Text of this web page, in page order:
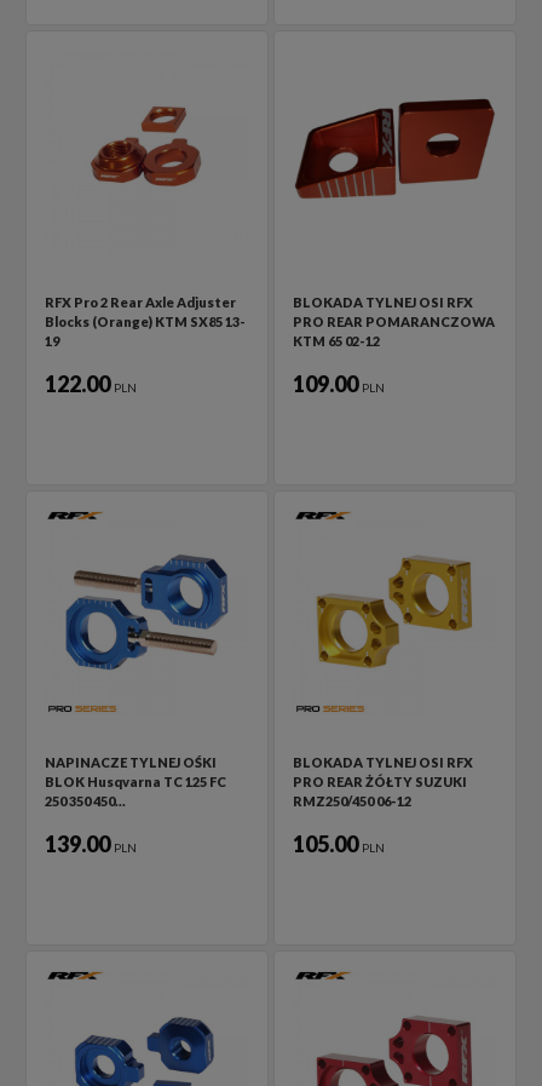
RFX Pro 2 Rear Axle Adjuster
Blocks (Orange) KTM SX85 13-
19
122.00 PLN
BLOKADA TYLNEJ OSI RFX
PRO REAR POMARANCZOWA
KTM 65 02-12
109.00 PLN
NAPINACZE TYLNEJ OŚKI
BLOK Husqvarna TC 125 FC
250 350 450…
139.00 PLN
BLOKADA TYLNEJ OSI RFX
PRO REAR ŻÓŁTY SUZUKI
RMZ250/450 06-12
105.00 PLN